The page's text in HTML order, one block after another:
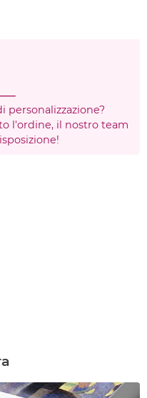
personalizzazione?
l'ordine, il nostro team